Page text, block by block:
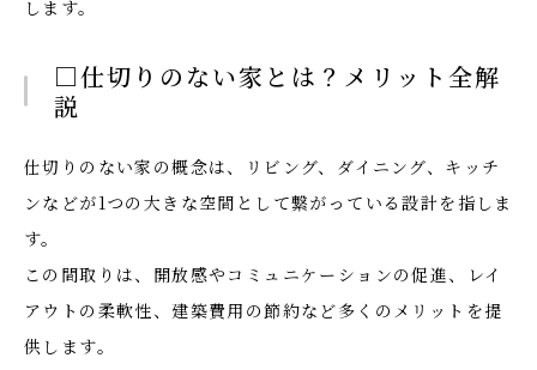
します。
□仕切りのない家とは？メリット全解
説
仕切りのない家の概念は、リビング、ダイニング、キッチ
ンなどが1つの大きな空間として繋がっている設計を指しま
す。
この間取りは、開放感やコミュニケーションの促進、レイ
アウトの柔軟性、建築費用の節約など多くのメリットを提
供します。